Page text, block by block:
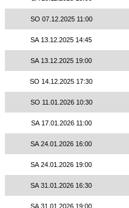
SO 07.12.2025 11:00
SA 13.12.2025 14:45
SA 13.12.2025 19:00
SO 14.12.2025 17:30
SO 11.01.2026 10:30
SA 17.01.2026 11:00
SA 24.01.2026 16:00
SA 24.01.2026 19:00
SA 31.01.2026 16:30
SA 31.01.2026 19:00